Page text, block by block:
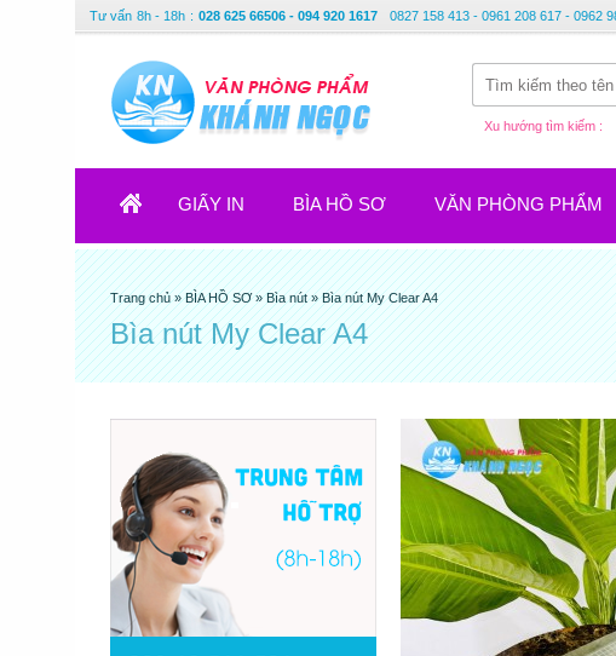
Tư vấn 8h - 18h : 028 625 66506 - 094 920 1617 0827 158 413 - 0961 208 617 - 0962
Xu hướng tìm kiếm :
GIẤY IN BÌA HỒ SƠ VĂN PHÒNG PHẨM
Trang chủ»BÌA HỒ SƠ »Bìa nút »Bìa nút My Clear A4
Bìa nút My Clear A4